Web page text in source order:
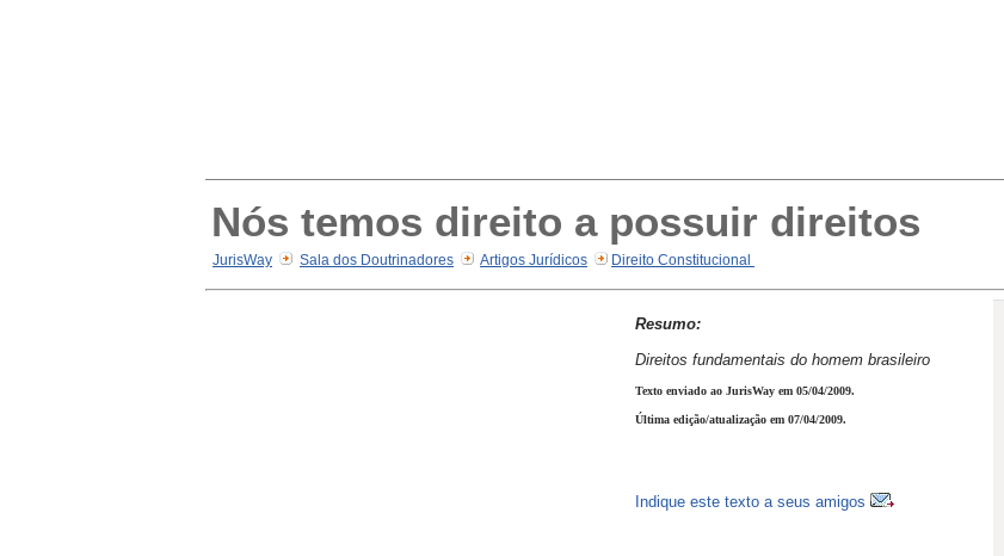
Nós temos direito a possuir direitos
JurisWay Sala dos Doutrinadores Artigos Jurídicos Direito Constitucional
Resumo:
Direitos fundamentais do homem brasileiro
Texto enviado ao JurisWay em 05/04/2009.
Última edição/atualização em 07/04/2009.
Indique este texto a seus amigos